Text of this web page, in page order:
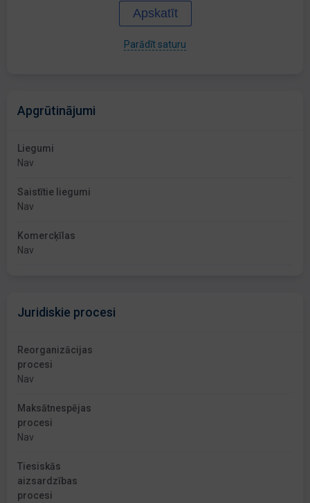
Apskatīt
Parādīt saturu
Apgrūtinājumi
Liegumi
Nav
Saistītie liegumi
Nav
Komercķīlas
Nav
Juridiskie procesi
Reorganizācijas
procesi
Nav
Maksātnespējas
procesi
Nav
Tiesiskās
aizsardzības
procesi